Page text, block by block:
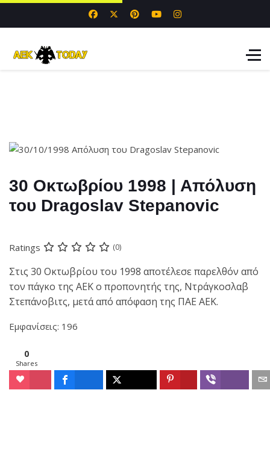
30 Οκτωβρίου 1998 | Απόλυση
του Dragoslav Stepanovic
Ratings (0)
Στις 30 Οκτωβρίου του 1998 αποτέλεσε παρελθόν από
τον πάγκο της ΑΕΚ ο προπονητής της, Ντράγκοσλαβ
Στεπάνοβιτς, μετά από απόφαση της ΠΑΕ ΑΕΚ.
Εμφανίσεις: 196
0
Shares